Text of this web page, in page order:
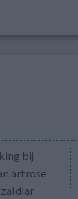
bij
artrose